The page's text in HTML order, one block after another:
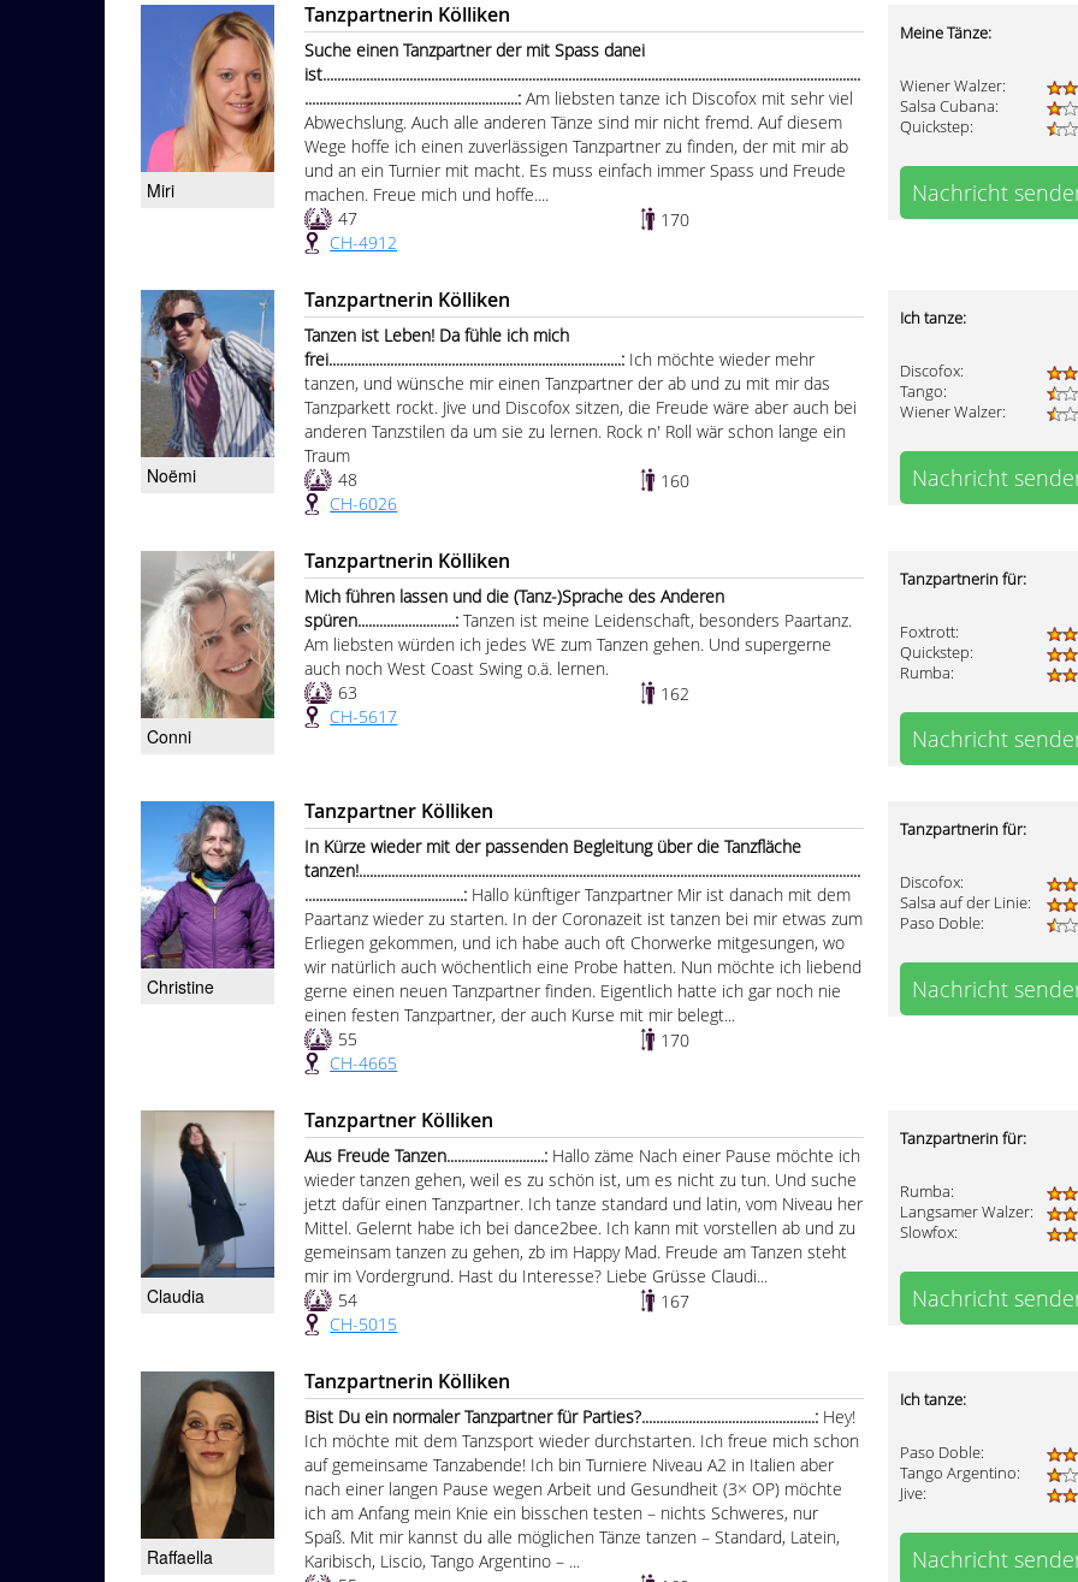
Miri
Tanzpartnerin Kölliken
Suche einen Tanzpartner der mit Spass danei
ist.....................................................................................................................................................
...........................................................:Am liebsten tanze ich Discofox mit sehr viel
Abwechslung. Auch alle anderen Tänze sind mir nicht fremd. Auf diesem
Wege hoffe ich einen zuverlässigen Tanzpartner zu finden, der mit mir ab
und an ein Turnier mit macht. Es muss einfach immer Spass und Freude
machen. Freue mich und hoffe....
47
170
CH-4912
Meine Tänze:
Wiener Walzer:
Salsa Cubana:
Quickstep:
Nachricht
Noëmi
Tanzpartnerin Kölliken
Tanzen ist Leben! Da fühle ich mich
frei.................................................................................: Ich möchte wieder mehr
tanzen, und wünsche mir einen Tanzpartner der ab und zu mit mir das
Tanzparkett rockt. Jive und Discofox sitzen, die Freude wäre aber auch bei
anderen Tanzstilen da um sie zu lernen. Rock n' Roll wär schon lange ein
Traum
48
160
CH-6026
Ich tanze:
Discofox:
Tango:
Wiener Walzer:
Nachricht
Conni
Tanzpartnerin Kölliken
Mich führen lassen und die (Tanz-)Sprache des Anderen
spüren...........................:Tanzen ist meine Leidenschaft, besonders Paartanz.
Am liebsten würden ich jedes WE zum Tanzen gehen. Und supergerne
auch noch West Coast Swing o.ä. lernen.
63
162
CH-5617
Tanzpartnerin für:
Foxtrott:
Quickstep:
Rumba:
Nachricht
Christine
Tanzpartner Kölliken
In Kürze wieder mit der passenden Begleitung über die Tanzfläche
tanzen!...........................................................................................................................................
............................................: Hallo künftiger Tanzpartner Mir ist danach mit dem
Paartanz wieder zu starten. In der Coronazeit ist tanzen bei mir etwas zum
Erliegen gekommen, und ich habe auch oft Chorwerke mitgesungen, wo
wir natürlich auch wöchentlich eine Probe hatten. Nun möchte ich liebend
gerne einen neuen Tanzpartner finden. Eigentlich hatte ich gar noch nie
einen festen Tanzpartner, der auch Kurse mit mir belegt...
55
170
CH-4665
Tanzpartnerin für:
Discofox:
Salsa auf der Linie:
Paso Doble:
Nachricht
Claudia
Tanzpartner Kölliken
Aus Freude Tanzen...........................: Hallo zäme Nach einer Pause möchte ich
wieder tanzen gehen, weil es zu schön ist, um es nicht zu tun. Und suche
jetzt dafür einen Tanzpartner. Ich tanze standard und latin, vom Niveau her
Mittel. Gelernt habe ich bei dance2bee. Ich kann mit vorstellen ab und zu
gemeinsam tanzen zu gehen, zb im Happy Mad. Freude am Tanzen steht
mir im Vordergrund. Hast du Interesse? Liebe Grüsse Claudi...
54
167
CH-5015
Tanzpartnerin für:
Rumba:
Langsamer Walzer:
Slowfox:
Nachricht
Raffaella
Tanzpartnerin Kölliken
Bist Du ein normaler Tanzpartner für Parties?................................................: Hey!
Ich möchte mit dem Tanzsport wieder durchstarten. Ich freue mich schon
auf gemeinsame Tanzabende! Ich bin Turniere Niveau A2 in Italien aber
nach einer langen Pause wegen Arbeit und Gesundheit (3× OP) möchte
ich am Anfang mein Knie ein bisschen testen – nichts Schweres, nur
Spaß. Mit mir kannst du alle möglichen Tänze tanzen – Standard, Latein,
Karibisch, Liscio, Tango Argentino – ...
Ich tanze:
Paso Doble:
Tango Argentino:
Jive:
Nachricht